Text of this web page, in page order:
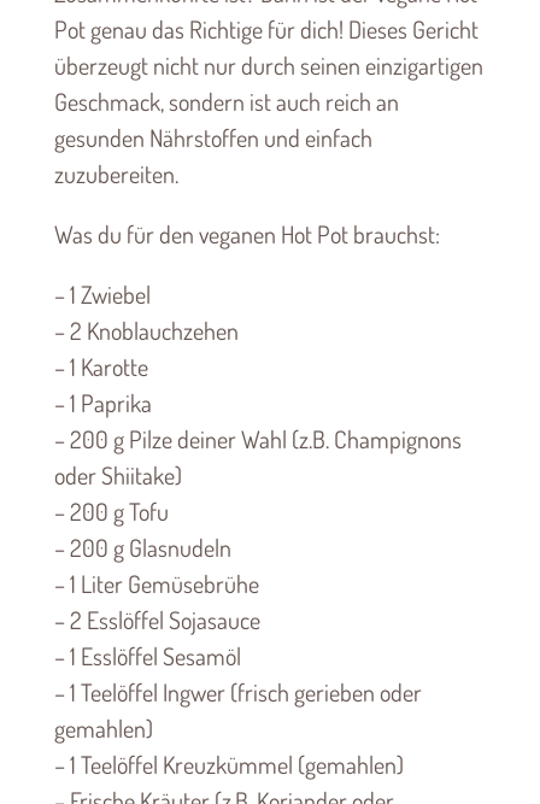
Pot genau das Richtige für dich! Dieses Gericht
überzeugt nicht nur durch seinen einzigartigen
Geschmack, sondern ist auch reich an
gesunden Nährstoffen und einfach
zuzubereiten.
Was du für den veganen Hot Pot brauchst:
– 1 Zwiebel
– 2 Knoblauchzehen
– 1 Karotte
– 1 Paprika
– 200 g Pilze deiner Wahl (z.B. Champignons
oder Shiitake)
– 200 g Tofu
– 200 g Glasnudeln
– 1 Liter Gemüsebrühe
– 2 Esslöffel Sojasauce
– 1 Esslöffel Sesamöl
– 1 Teelöffel Ingwer (frisch gerieben oder
gemahlen)
– 1 Teelöffel Kreuzkümmel (gemahlen)